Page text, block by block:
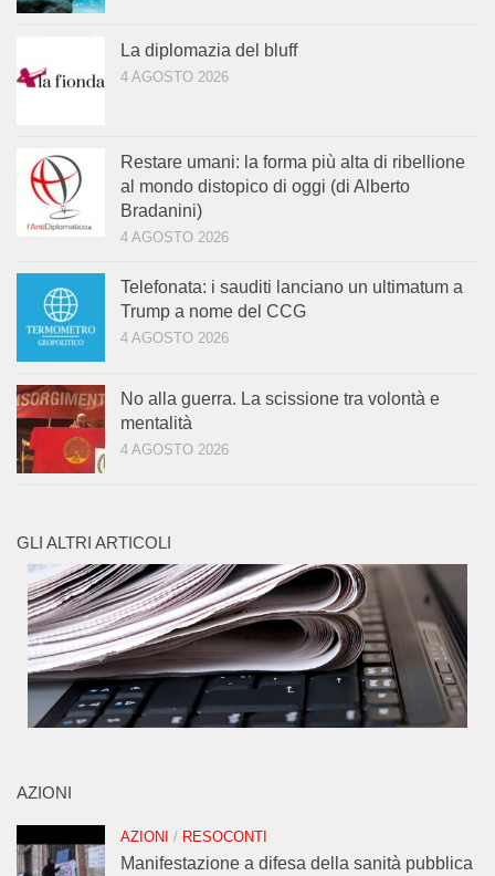
La diplomazia del bluff
4 AGOSTO 2026
Restare umani: la forma più alta di ribellione
al mondo distopico di oggi (di Alberto
Bradanini)
4 AGOSTO 2026
Telefonata: i sauditi lanciano un ultimatum a
Trump a nome del CCG
4 AGOSTO 2026
No alla guerra. La scissione tra volontà e
mentalità
4 AGOSTO 2026
GLI ALTRI ARTICOLI
AZIONI
AZIONI / RESOCONTI
Manifestazione a difesa della sanità pubblica